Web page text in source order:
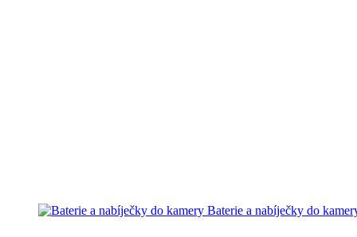
Baterie a nabíječky do